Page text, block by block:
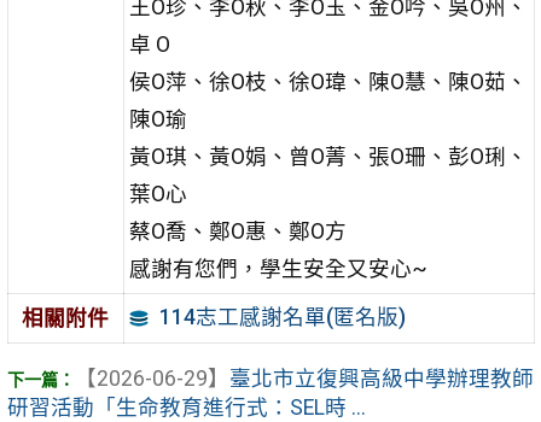
王O珍、李O秋、李O玉、金O吟、吳O州、
卓 O
侯O萍、徐O枝、徐O瑋、陳O慧、陳O茹、
陳O瑜
黃O琪、黃O娟、曾O菁、張O珊、彭O琍、
葉O心
蔡O喬、鄭O惠、鄭O方
感謝有您們，學生安全又安心~
相關附件 114志工感謝名單(匿名版)
【2026-06-29】 臺北市立復興高級中學辦理教師
研習活動「生命教育進行式：SEL時 ...